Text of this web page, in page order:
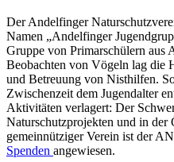
Der Andelfinger
Namen „Andelfinger
Gruppe von Primarschülern aus
Beobachten von Vögeln lag die
und Betreuung von Nisthilfen.
Zwischenzeit dem Jugendalter
Aktivitäten verlagert: Der
Naturschutzprojekten und in
gemeinnütziger Verein ist der
Spenden angewiesen.